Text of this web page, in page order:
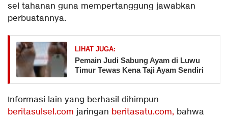
sel tahanan guna mempertanggung jawabkan
perbuatannya.
LIHAT JUGA:
Pemain Judi Sabung Ayam di Luwu
Timur Tewas Kena Taji Ayam Sendiri
Informasi lain yang berhasil dihimpun
beritasulsel.com jaringan beritasatu.com, bahwa